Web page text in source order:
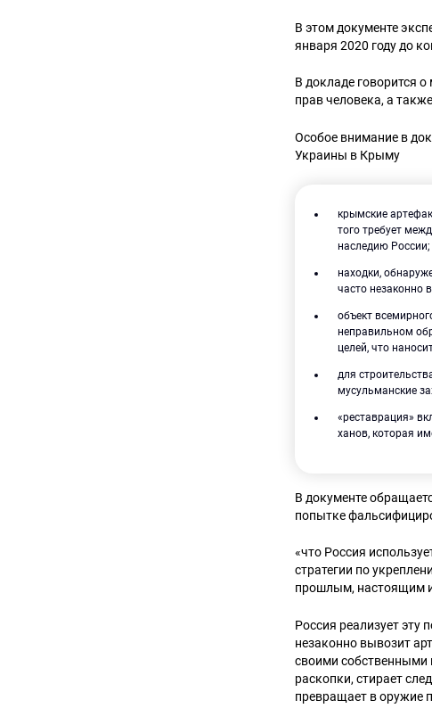
В этом документе
января 2020 году до
В докладе говорится
прав человека, а
Особое внимание в
Украины в Крыму
крымские
того требует
наследию России;
находки,
часто незаконно
объект
неправильном
целей, что
для
мусульманские
«реставрация»
ханов, которая
В документе
попытке
«что Россия
стратегии по
прошлым, настоящим
Россия реализует эту
незаконно вывозит
своими собственными
раскопки, стирает
превращает в оружие